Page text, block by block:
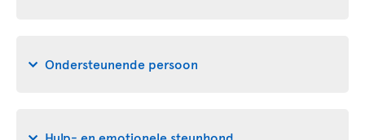
Ondersteunende persoon
Hulp- en emotionele steunhond